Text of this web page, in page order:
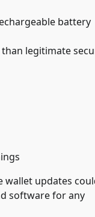
battery
legitimate
wallet updates
software for any